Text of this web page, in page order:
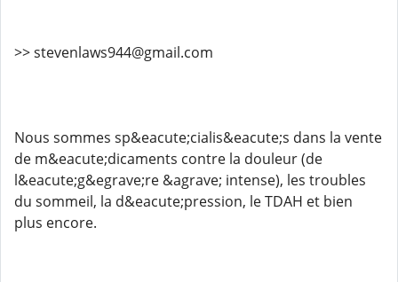
>> stevenlaws944@gmail.com
Nous sommes sp&eacute;cialis&eacute;s dans la vente
de m&eacute;dicaments contre la douleur (de
l&eacute;g&egrave;re &agrave; intense), les troubles
du sommeil, la d&eacute;pression, le TDAH et bien
plus encore.